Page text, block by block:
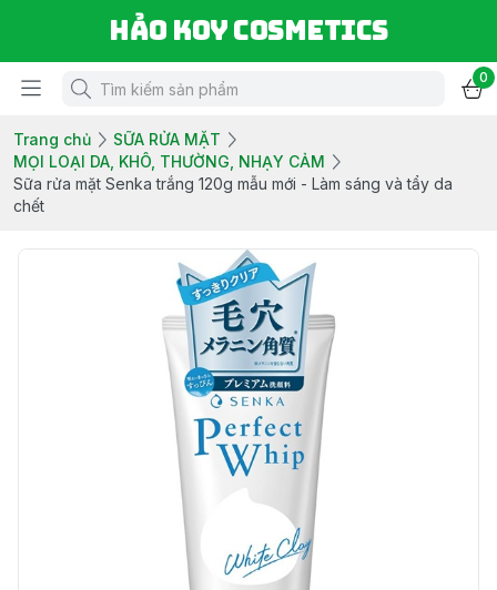
Hảo Koy Cosmetics
0
Trang chủ
SỮA RỬA MẶT
MỌI LOẠI DA, KHÔ, THƯỜNG, NHẠY CẢM
Sữa rửa mặt Senka trắng 120g mẫu mới - Làm sáng và tẩy da
chết